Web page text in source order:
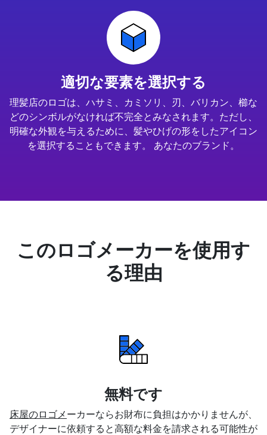
適切な要素を選択する
理髪店のロゴは、ハサミ、カミソリ、刃、バリカン、櫛な
どのシンボルがなければ不完全とみなされます。ただし、
明確な外観を与えるために、髪やひげの形をしたアイコン
を選択することもできます。 あなたのブランド。
このロゴメーカーを使用す
る理由
無料です
床屋のロゴメ ーカーならお財布に負担はかかりませんが、
デザイナーに依頼すると高額な料金を請求される可能性が